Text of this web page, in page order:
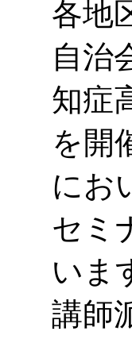
各地
自治
知症
を開
にお
セミ
いま
講師